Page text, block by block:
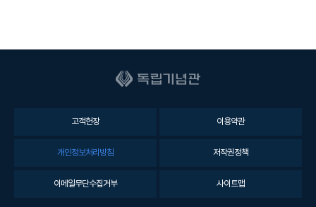
고객헌장 이용약관
개인정보처리방침 저작권정책
이메일무단수집거부 사이트맵